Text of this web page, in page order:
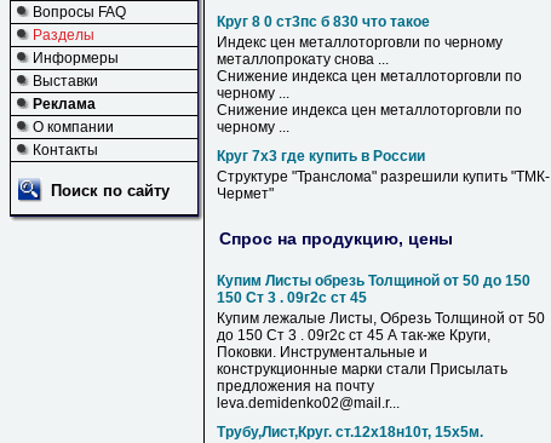
Вопросы FAQ
Разделы
Информеры
Выставки
Реклама
О компании
Контакты
Поиск по сайту
Круг 8 0 ст3пс б 830 что такое
Индекс цен металлоторговли по черному
металлопрокату снова ...
Снижение индекса цен металлоторговли по
черному ...
Снижение индекса цен металлоторговли по
черному ...
Круг 7х3 где купить в России
Структуре "Транслома" разрешили купить "ТМК-
Чермет"
Спрос на продукцию, цены
Купим Листы обрезь Толщиной от 50 до 150
150 Ст 3 . 09г2с ст 45
Купим лежалые Листы, Обрезь Толщиной от 50
до 150 Ст 3 . 09г2с ст 45 А так-же Круги,
Поковки. Инструментальные и
конструкционные марки стали Присылать
предложения на почту
leva.demidenko02@mail.r...
Трубу,Лист,Круг. ст.12х18н10т, 15х5м.